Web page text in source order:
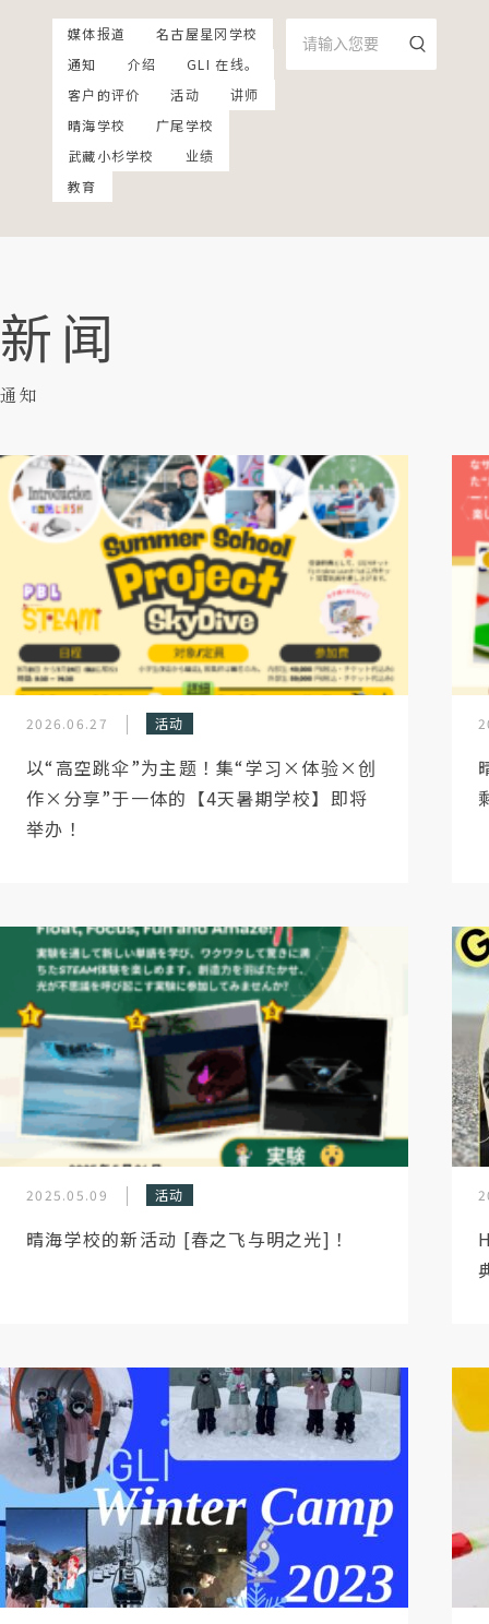
媒体报道
名古屋星冈学校
通知
介绍
GLI 在线。
客户的评价
活动
讲师
晴海学校
广尾学校
武藏小杉学校
业绩
教育
新闻
通知
2026.06.27 活动
以“高空跳伞”为主题！集“学习×体验×创
作×分享”于一体的【4天暑期学校】即将
举办！
2025.05.09 活动
晴海学校的新活动 [春之飞与明之光]！